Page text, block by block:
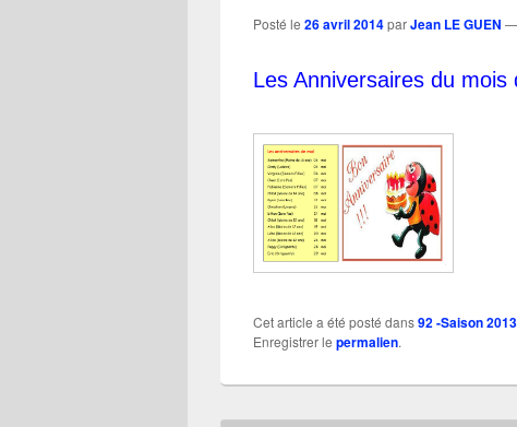
Posté le 26 avril 2014parJean LE GUEN —
Les Anniversaires du
Cet article a été posté dans92 -Saison
Enregistrer le permalien.